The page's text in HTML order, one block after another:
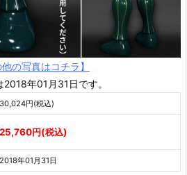
他の写真はコチラ】
年01月31日です。
30,024円(税込)
25,760円(税込)
2018年01月31日